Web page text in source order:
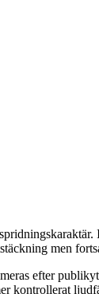
men
efter
kontrollerat